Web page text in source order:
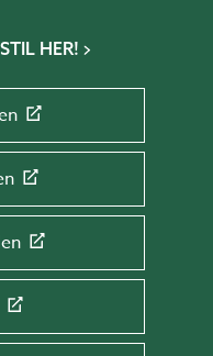
HER!